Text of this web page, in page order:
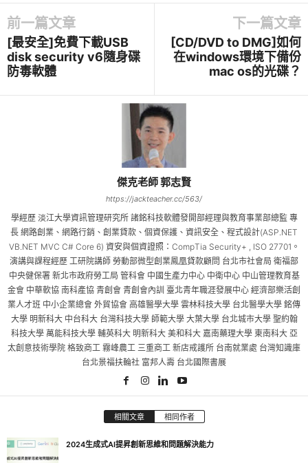
前一篇文章
[最安全]免費下載USB
disk security v6隨身碟
防毒軟體
下一篇文章
[CD/DVD to DMG]如何
在windows環境下備份
mac os的光碟？
傑克老師 郭志賢
https://jackteacher.cc/563/
學經歷 淡江大學資訊管理研究所 諸銘科技軟體發開部經理與教育事業部總監 專
長 網路創業、網路行銷、創業貸款、個資保護、資訊安全、程式設計(ASP.NET
VB.NET MVC C# Core 6) 資安與個資證照：CompTia Security+ , ISO 27701。
演講與課程經歷 工研院講師 勞動部微型創業鳳凰貸款顧問 台北市社會局 衛福部
中央健保署 新北市政府勞工局 管科會 中國生產力中心 中衛中心 中山管理教育基
金會 中華軟協 南科產協 青創會 青創會內訓 臺北青年職涯發展中心 經濟部樂活創
業人才班 中小企業總會 外貿協會 高雄醫學大學 雲林科技大學 台北醫學大學 銘傳
大學 明新科大 中台科大 台灣科技大學 師範大學 大葉大學 台北城市大學 聖約翰
科技大學 萬能科技大學 輔英科大 明新科大 美和科大 嘉南藥理大學 東南科大 亞
太創意技術學院 格致商工 霧峰農工 三重商工 新店戒護所 台南就業處 台灣知識庫
台北景福扶輪社 富邦人壽 台北國際書展
相關文章 相同作者
2024生成式AI提昇創新思維和問題解決能力